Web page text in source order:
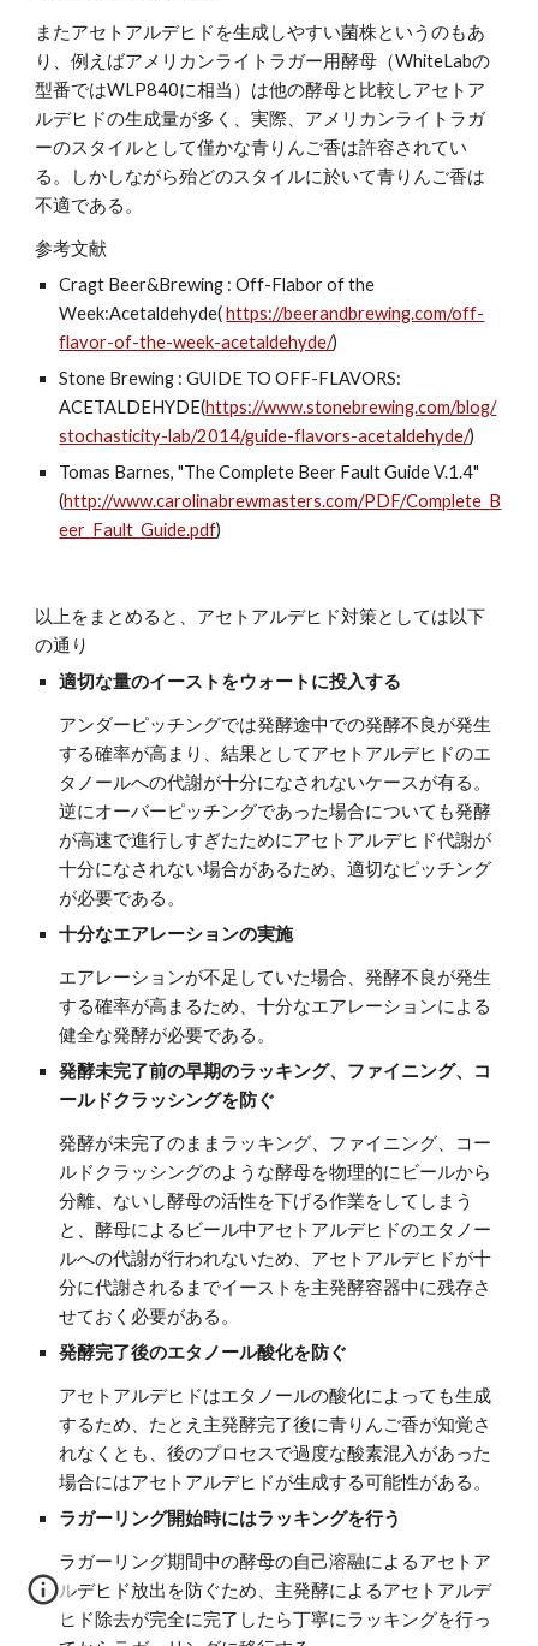
またアセトアルデヒドを生成しやすい菌株というのもあ
り、例えばアメリカンライトラガー用酵母（WhiteLabの
型番ではWLP840に相当）は他の酵母と比較しアセトア
ルデヒドの生成量が多く、実際、アメリカンライトラガ
ーのスタイルとして僅かな青りんご香は許容されてい
る。しかしながら殆どのスタイルに於いて青りんご香は
不適である。
参考文献
Cragt Beer&Brewing : Off-Flabor of the
Week:Acetaldehyde( https://beerandbrewing.com/off-
flavor-of-the-week-acetaldehyde/)
Stone Brewing : GUIDE TO OFF-FLAVORS:
ACETALDEHYDE(https://www.stonebrewing.com/blog/
stochasticity-lab/2014/guide-flavors-acetaldehyde/)
Tomas Barnes, "The Complete Beer Fault Guide V.1.4"
(http://www.carolinabrewmasters.com/PDF/Complete_B
eer_Fault_Guide.pdf)
以上をまとめると、アセトアルデヒド対策としては以下
の通り
適切な量のイーストをウォートに投入する
アンダーピッチングでは発酵途中での発酵不良が発生
する確率が高まり、結果としてアセトアルデヒドのエ
タノールへの代謝が十分になされないケースが有る。
逆にオーバーピッチングであった場合についても発酵
が高速で進行しすぎたためにアセトアルデヒド代謝が
十分になされない場合があるため、適切なピッチング
が必要である。
十分なエアレーションの実施
エアレーションが不足していた場合、発酵不良が発生
する確率が高まるため、十分なエアレーションによる
健全な発酵が必要である。
発酵未完了前の早期のラッキング、ファイニング、コ
ールドクラッシングを防ぐ
発酵が未完了のままラッキング、ファイニング、コー
ルドクラッシングのような酵母を物理的にビールから
分離、ないし酵母の活性を下げる作業をしてしまう
と、酵母によるビール中アセトアルデヒドのエタノー
ルへの代謝が行われないため、アセトアルデヒドが十
分に代謝されるまでイーストを主発酵容器中に残存さ
せておく必要がある。
発酵完了後のエタノール酸化を防ぐ
アセトアルデヒドはエタノールの酸化によっても生成
するため、たとえ主発酵完了後に青りんご香が知覚さ
れなくとも、後のプロセスで過度な酸素混入があった
場合にはアセトアルデヒドが生成する可能性がある。
ラガーリング開始時にはラッキングを行う
ラガーリング期間中の酵母の自己溶融によるアセトア
ルデヒド放出を防ぐため、主発酵によるアセトアルデ
ヒド除去が完全に完了したら丁寧にラッキングを行っ